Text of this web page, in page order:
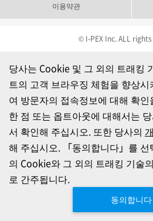
이용약관
© I-PEX Inc. ALL
당사는 Cookie 및 그 외의 트래킹
트의 고객 브라우징 체험을 향상
여 방문자의 접속정보에 대해 확
한 점 또는 옵트아웃에 대해서는
서 확인해 주십시오. 또한 당사의
해 주십시오. 「동의합니다」를
의 Cookie와 그 외의 트래킹 기술
로 간주됩니다.
동의합니다